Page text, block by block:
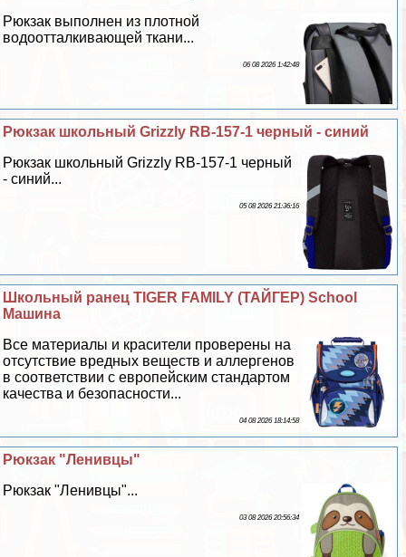
Рюкзак выполнен из плотной
водоотталкивающей ткани...
06 08 2026 1:42:48
Рюкзак школьный Grizzly RB-157-1 черный - синий
Рюкзак школьный Grizzly RB-157-1 черный
- синий...
05 08 2026 21:36:16
Школьный ранец TIGER FAMILY (ТАЙГЕР) School
Машина
Все материалы и красители проверены на
отсутствие вредных веществ и аллергенов
в соответствии с европейским стандартом
качества и безопасности...
04 08 2026 18:14:58
Рюкзак "Ленивцы"
Рюкзак "Ленивцы"...
03 08 2026 20:56:34